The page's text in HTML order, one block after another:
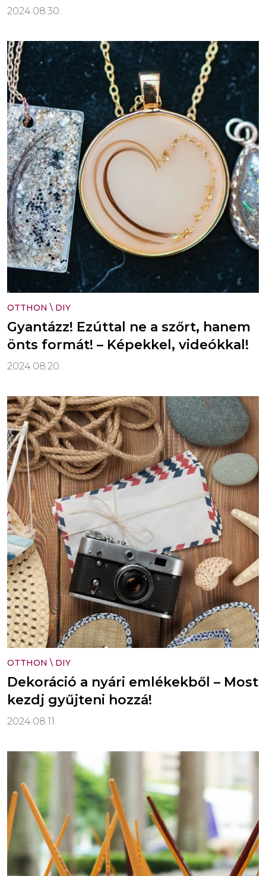
2024.08.30.
OTTHON \ DIY
Gyantázz! Ezúttal ne a szőrt, hanem
önts formát! – Képekkel, videókkal!
2024.08.20.
OTTHON \ DIY
Dekoráció a nyári emlékekből – Most
kezdj gyűjteni hozzá!
2024.08.11.